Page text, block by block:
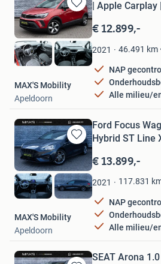
Bewaren
in
Mijn
Favorieten
| Apple Carplay
€ 12.899,-
2021 46.491 km
NAP
Alle milieu/
MAX'S Mobility
Apeldoorn
Bewaren
in
Mijn
Favorieten
Ford Focus
Hybrid ST Line
€ 13.899,-
2021 117.831
NAP
Alle milieu/
MAX'S Mobility
Apeldoorn
SEAT Arona